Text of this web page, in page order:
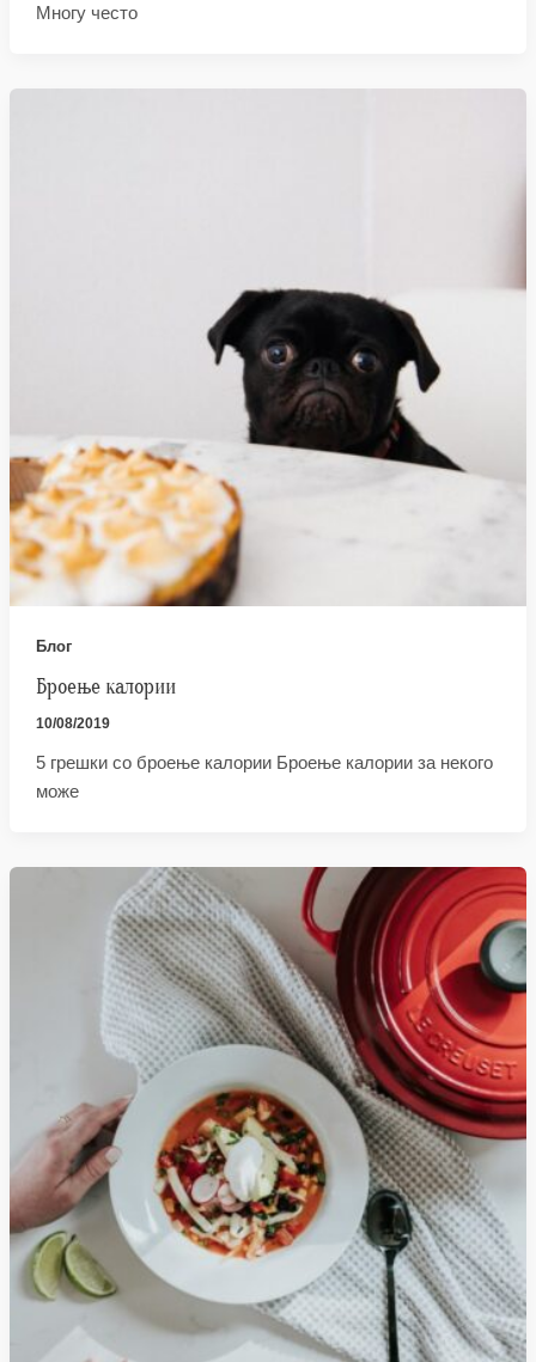
Многу често
Блог
Броење калории
10/08/2019
5 грешки со броење калории Броење калории за некого
може